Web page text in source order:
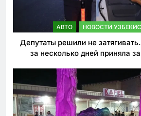
АВТО НОВОСТИ
Депутаты решили не
за несколько дней приняла